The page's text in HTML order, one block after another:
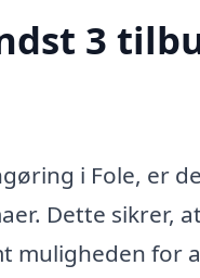
3
i Fole, er
Dette sikrer,
muligheden for